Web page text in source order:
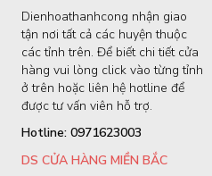
Dienhoathanhcong nhận giao
tận nơi tất cả các huyện thuộc
các tỉnh trên. Để biết chi tiết cửa
hàng vui lòng click vào từng tỉnh
ở trên hoặc liên hệ hotline để
được tư vấn viên hỗ trợ.
Hotline: 0971623003
DS CỬA HÀNG MIỀN BẮC